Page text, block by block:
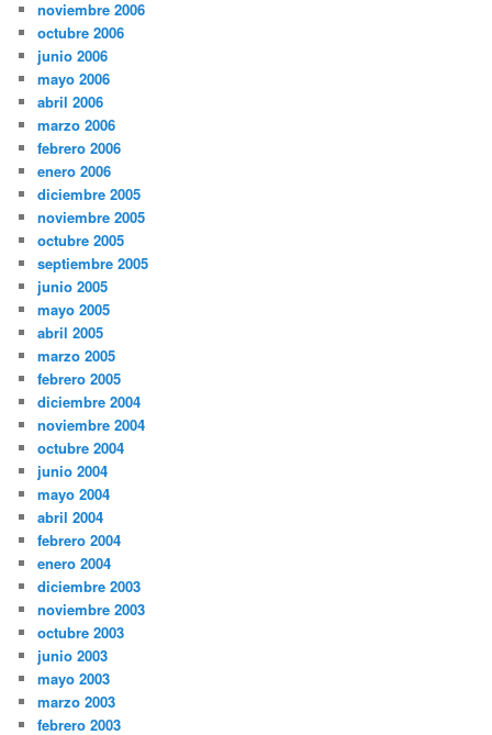
noviembre 2006
octubre 2006
junio 2006
mayo 2006
abril 2006
marzo 2006
febrero 2006
enero 2006
diciembre 2005
noviembre 2005
octubre 2005
septiembre 2005
junio 2005
mayo 2005
abril 2005
marzo 2005
febrero 2005
diciembre 2004
noviembre 2004
octubre 2004
junio 2004
mayo 2004
abril 2004
febrero 2004
enero 2004
diciembre 2003
noviembre 2003
octubre 2003
junio 2003
mayo 2003
marzo 2003
febrero 2003